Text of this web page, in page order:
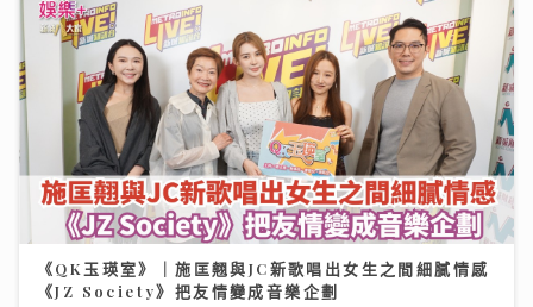
《QK玉瑛室》｜施匡翹與JC新歌唱出女生之間細膩情感
《JZ Society》把友情變成音樂企劃